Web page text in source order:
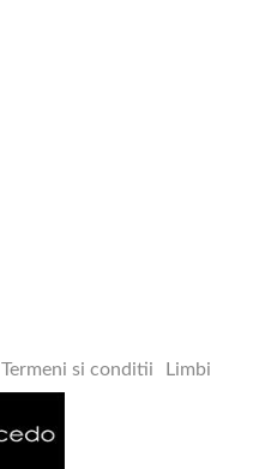
Termeni si conditii Limbi